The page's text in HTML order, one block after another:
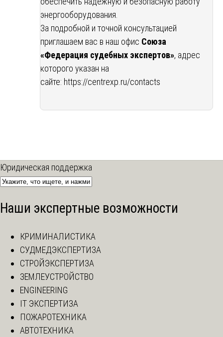
энергооборудования.
За подробной и точной консультацией
приглашаем вас в наш офис Союза
«Федерация судебных экспертов», адрес
которого указан на
сайте: https://centrexp.ru/contacts
Юридическая поддержка
Наши экспертные возможности
КРИМИНАЛИСТИКА
СУДМЕДЭКСПЕРТИЗА
СТРОЙЭКСПЕРТИЗА
ЗЕМЛЕУСТРОЙСТВО
ENGINEERING
IT ЭКСПЕРТИЗА
ПОЖАРОТЕХНИКА
АВТОТЕХНИКА